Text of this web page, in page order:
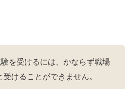
を受けるには、かならず職場
けることができません。